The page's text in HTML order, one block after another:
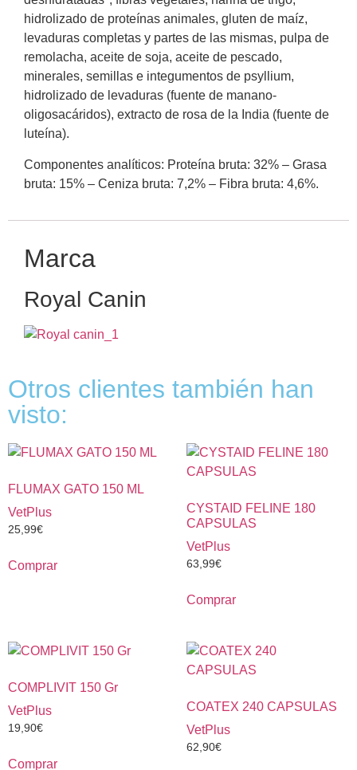
hidrolizado de proteínas animales, gluten de maíz,
levaduras completas y partes de las mismas, pulpa de
remolacha, aceite de soja, aceite de pescado,
minerales, semillas e integumentos de psyllium,
hidrolizado de levaduras (fuente de manano-
oligosacáridos), extracto de rosa de la India (fuente de
luteína).
Componentes analíticos: Proteína bruta: 32% – Grasa
bruta: 15% – Ceniza bruta: 7,2% – Fibra bruta: 4,6%.
Marca
Royal Canin
Otros clientes también han
visto:
FLUMAX GATO 150 ML
VetPlus
25,99€
Comprar
CYSTAID FELINE 180
CAPSULAS
VetPlus
63,99€
Comprar
COMPLIVIT 150 Gr
VetPlus
19,90€
Comprar
COATEX 240 CAPSULAS
VetPlus
62,90€